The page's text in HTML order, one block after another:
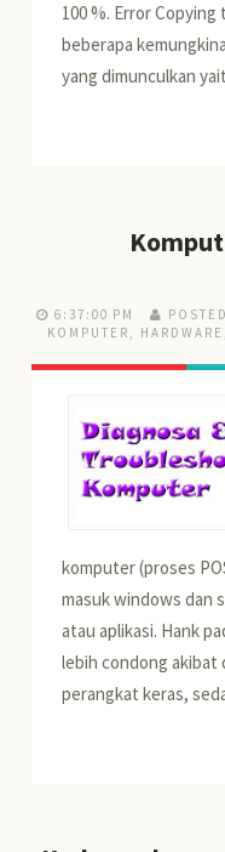
100 %. Error
beberapa
yang dimunculkan
6:37:00 PM
KOMPUTER , HARDWARE
komputer (proses
masuk windows dan
atau aplikasi. Hank
lebih condong akibat
perangkat keras,